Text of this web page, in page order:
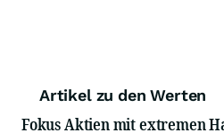
Artikel zu den Werten
Fokus Aktien mit extremen